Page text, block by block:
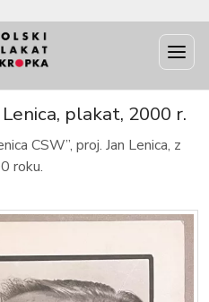
plakat, 2000 r.
CSW”, proj. Jan Lenica, z
roku.